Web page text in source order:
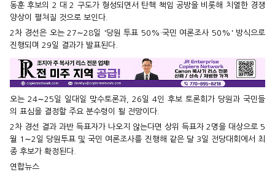
동훈 후보의 2 대 2 구도가 형성되면서 탄핵 책임 공방을 비롯해 치열한 경쟁
양상이 펼쳐질 것으로 보인다.
2차 경선은 오는 27∼28일 '당원 투표 50%·국민 여론조사 50%' 방식으로
진행되며 29일 결과가 발표된다.
오는 24∼25일 일대일 맞수토론과, 26일 4인 후보 토론회가 당원과 국민들
의 표심을 결정할 주요 분수령이 될 전망이다.
2차 경선 결과 과반 득표자가 나오지 않는다면 상위 득표자 2명을 대상으로 5
월 1∼2일 당원투표 및 국민 여론조사를 진행해 같은 달 3일 전당대회에서 최
종 후보가 확정된다.
연합뉴스